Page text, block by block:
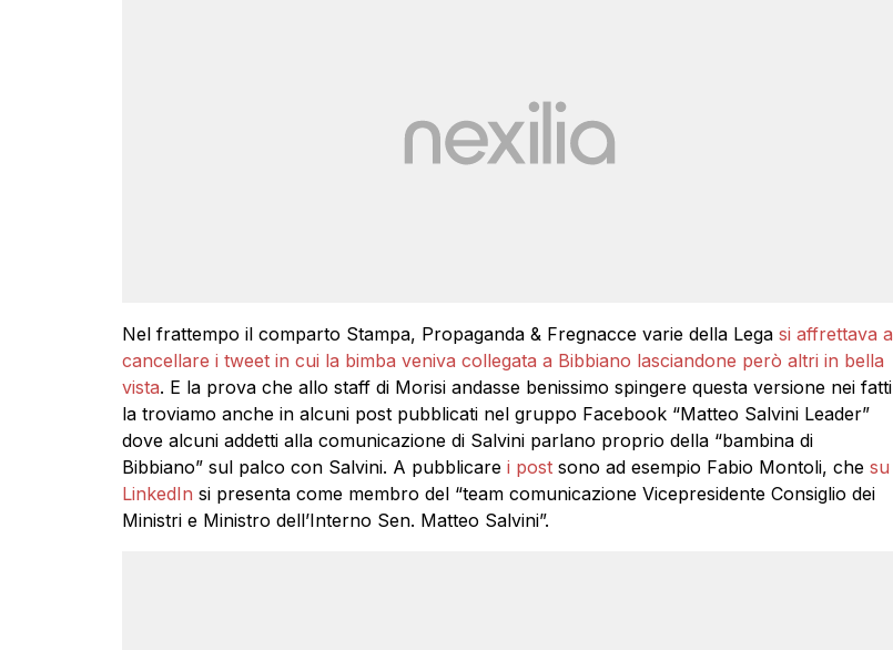
Nel frattempo il comparto Stampa, Propaganda & Fregnacce varie della Legasi affrettava a
cancellare i tweet in cui la bimba veniva collegata a Bibbiano lasciandone però altri in bella
vista. E la prova che allo staff di Morisi andasse benissimo spingere questa versione nei fatti
la troviamo anche in alcuni post pubblicati nel gruppo Facebook “Matteo Salvini Leader”
dove alcuni addetti alla comunicazione di Salvini parlano proprio della “bambina di
Bibbiano” sul palco con Salvini. A pubblicare i postsono ad esempio Fabio Montoli, che su
LinkedIn si presenta come membro del “team comunicazione Vicepresidente Consiglio dei
Ministri e Ministro dell’Interno Sen. Matteo Salvini”.